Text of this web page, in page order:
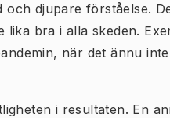
djupare förståelse.
bra i alla skeden.
när det ännu
i resultaten. En